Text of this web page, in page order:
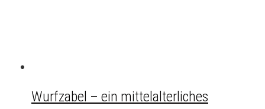
Wurfzabel – ein mittelalterliches